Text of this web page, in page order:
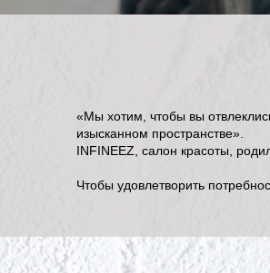
«Мы хотим, чтобы вы
изысканном пространстве».
INFINEEZ, салон красоты,
Чтобы удовлетворить